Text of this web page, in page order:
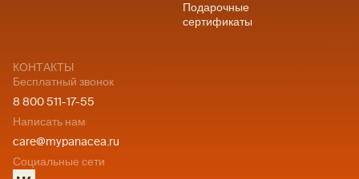
Подарочные
сертификаты
КОНТАКТЫ
Бесплатный звонок
8 800 511-17-55
Написать нам
care@mypanacea.ru
Социальные сети